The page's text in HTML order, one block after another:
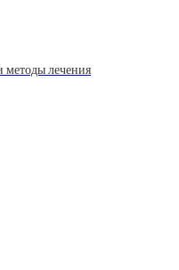
методы лечения